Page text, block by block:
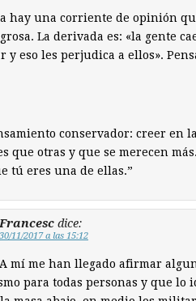
hay una corriente de opinión
La derivada es: «la gente
y eso les perjudica a ellos».
conservador: creer en
que otras y que se merecen
tú eres una de ellas.”
Francesc dice:
30/11/2017 a las 15:12
A mí me han llegado afirmar
para todas personas y que lo